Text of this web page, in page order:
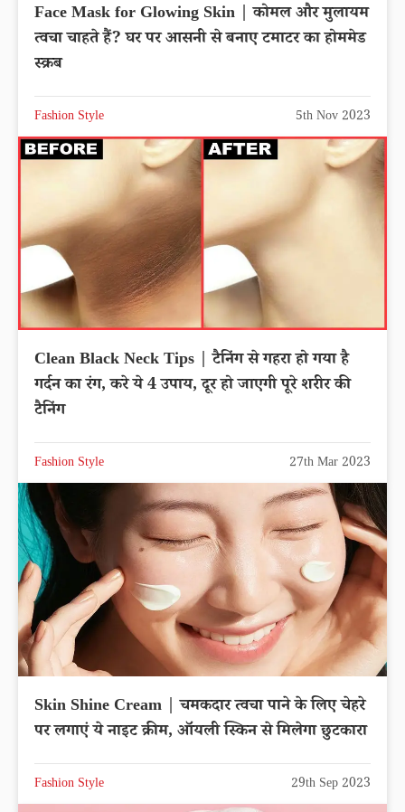
Face Mask for Glowing Skin | कोमल और मुलायम
त्वचा चाहते हैं? घर पर आसनी से बनाए टमाटर का होममेड
स्क्रब
Fashion Style 5th Nov 2023
Clean Black Neck Tips | टैनिंग से गहरा हो गया है
गर्दन का रंग, करे ये 4 उपाय, दूर हो जाएगी पूरे शरीर की
टैनिंग
Fashion Style 27th Mar 2023
Skin Shine Cream | चमकदार त्वचा पाने के लिए चेहरे
पर लगाएं ये नाइट क्रीम, ऑयली स्किन से मिलेगा छुटकारा
Fashion Style 29th Sep 2023